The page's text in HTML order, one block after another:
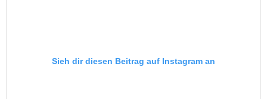
Sieh dir diesen Beitrag auf Instagram an